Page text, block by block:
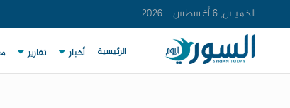
الخميس, 6 أغسطس - 2026
الرئيسية أخبار تقارير